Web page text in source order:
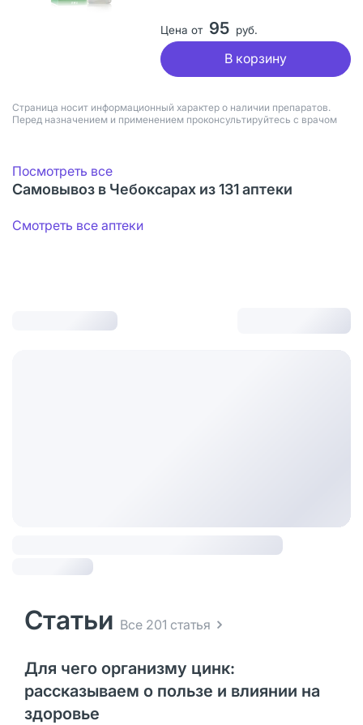
Цена от 95 руб.
В корзину
Страница носит информационный характер о наличии препаратов.
Перед назначением и применением проконсультируйтесь с врачом
Посмотреть все
Самовывоз в Чебоксарах из 131 аптеки
Смотреть все аптеки
Статьи Все 201 статья
Для чего организму цинк:
рассказываем о пользе и влиянии на
здоровье